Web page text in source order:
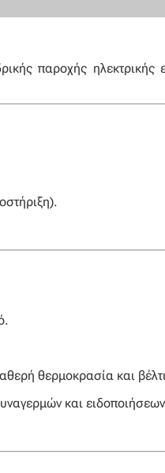
παροχής ηλεκτρικής
θερμοκρασία και
και